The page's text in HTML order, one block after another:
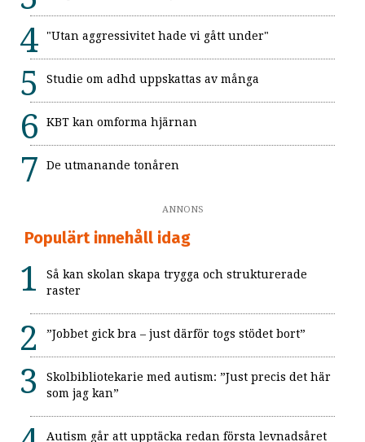
"Utan aggressivitet hade vi gått under"
Studie om adhd uppskattas av många
KBT kan omforma hjärnan
De utmanande tonåren
ANNONS
Populärt innehåll idag
Så kan skolan skapa trygga och strukturerade
raster
”Jobbet gick bra – just därför togs stödet bort”
Skolbibliotekarie med autism: ”Just precis det här
som jag kan”
Autism går att upptäcka redan första levnadsåret